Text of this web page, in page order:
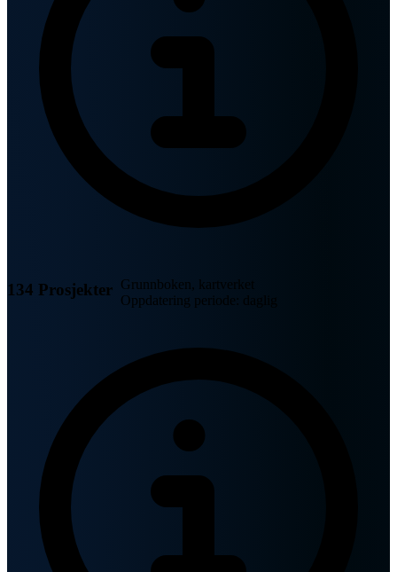
134 Prosjekter Grunnboken, kartverket
Oppdatering periode: daglig